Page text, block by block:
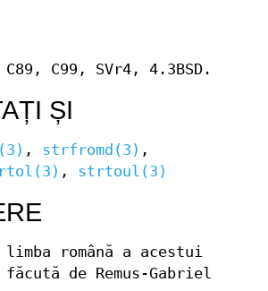
C89, C99, SVr4, 4.3BSD.
ȘI
, strfromd(3) ,
, strtoul(3)
română a acestui
de Remus-Gabriel